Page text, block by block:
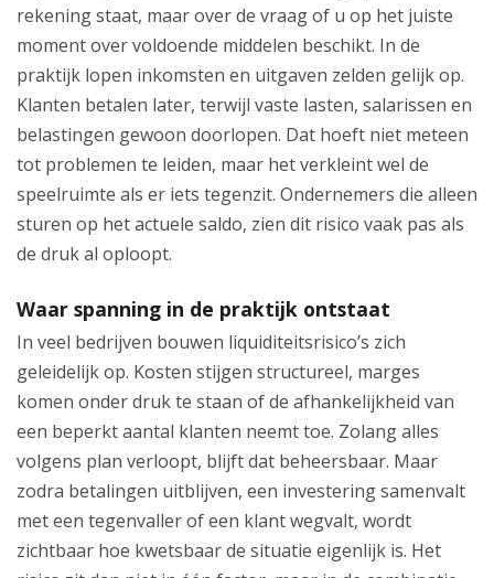
rekening staat, maar over de vraag of u op het juiste
moment over voldoende middelen beschikt. In de
praktijk lopen inkomsten en uitgaven zelden gelijk op.
Klanten betalen later, terwijl vaste lasten, salarissen en
belastingen gewoon doorlopen. Dat hoeft niet meteen
tot problemen te leiden, maar het verkleint wel de
speelruimte als er iets tegenzit. Ondernemers die alleen
sturen op het actuele saldo, zien dit risico vaak pas als
de druk al oploopt.
Waar spanning in de praktijk ontstaat
In veel bedrijven bouwen liquiditeitsrisico’s zich
geleidelijk op. Kosten stijgen structureel, marges
komen onder druk te staan of de afhankelijkheid van
een beperkt aantal klanten neemt toe. Zolang alles
volgens plan verloopt, blijft dat beheersbaar. Maar
zodra betalingen uitblijven, een investering samenvalt
met een tegenvaller of een klant wegvalt, wordt
zichtbaar hoe kwetsbaar de situatie eigenlijk is. Het